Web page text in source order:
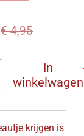
€ 4,95
In
winkelwagen
krijgen is